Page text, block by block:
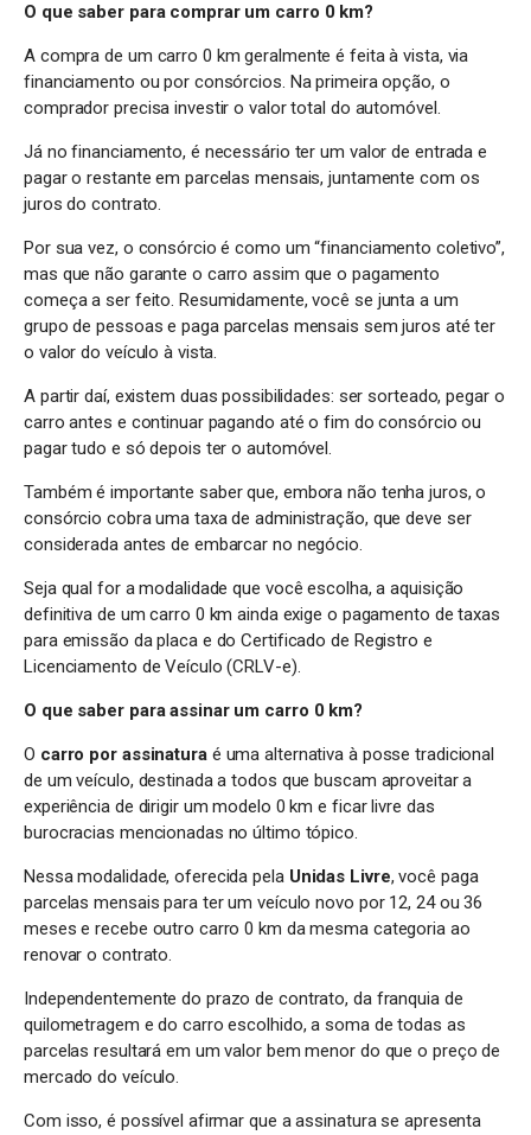
O que saber para comprar um carro 0 km?
A compra de um carro 0 km geralmente é feita à vista, via
financiamento ou por consórcios. Na primeira opção, o
comprador precisa investir o valor total do automóvel.
Já no financiamento, é necessário ter um valor de entrada e
pagar o restante em parcelas mensais, juntamente com os
juros do contrato.
Por sua vez, o consórcio é como um “financiamento coletivo”,
mas que não garante o carro assim que o pagamento
começa a ser feito. Resumidamente, você se junta a um
grupo de pessoas e paga parcelas mensais sem juros até ter
o valor do veículo à vista.
A partir daí, existem duas possibilidades: ser sorteado, pegar o
carro antes e continuar pagando até o fim do consórcio ou
pagar tudo e só depois ter o automóvel.
Também é importante saber que, embora não tenha juros, o
consórcio cobra uma taxa de administração, que deve ser
considerada antes de embarcar no negócio.
Seja qual for a modalidade que você escolha, a aquisição
definitiva de um carro 0 km ainda exige o pagamento de taxas
para emissão da placa e do Certificado de Registro e
Licenciamento de Veículo (CRLV-e).
O que saber para assinar um carro 0 km?
O carro por assinaturaé uma alternativa à posse tradicional
de um veículo, destinada a todos que buscam aproveitar a
experiência de dirigir um modelo 0 km e ficar livre das
burocracias mencionadas no último tópico.
Nessa modalidade, oferecida pela Unidas Livre, você paga
parcelas mensais para ter um veículo novo por 12, 24 ou 36
meses e recebe outro carro 0 km da mesma categoria ao
renovar o contrato.
Independentemente do prazo de contrato, da franquia de
quilometragem e do carro escolhido, a soma de todas as
parcelas resultará em um valor bem menor do que o preço de
mercado do veículo.
Com isso, é possível afirmar que a assinatura se apresenta